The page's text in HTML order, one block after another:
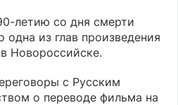
летию со дня смерти
одна из глав произведения
Новороссийске.
с Русским
о переводе фильма на